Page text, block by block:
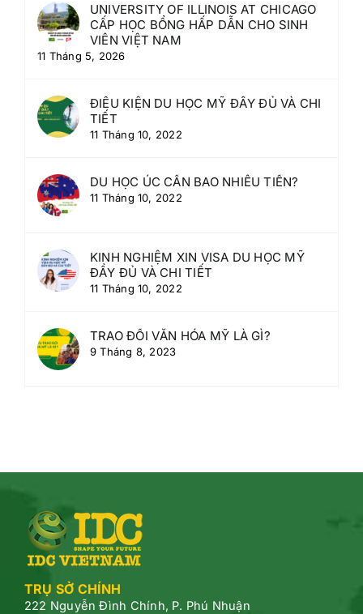
UNIVERSITY OF ILLINOIS AT CHICAGO
CẤP HỌC BỔNG HẤP DẪN CHO SINH
VIÊN VIỆT NAM
11 Tháng 5, 2026
ĐIỀU KIỆN DU HỌC MỸ ĐẦY ĐỦ VÀ CHI
TIẾT
11 Tháng 10, 2022
DU HỌC ÚC CẦN BAO NHIÊU TIỀN?
11 Tháng 10, 2022
KINH NGHIỆM XIN VISA DU HỌC MỸ
ĐẦY ĐỦ VÀ CHI TIẾT
11 Tháng 10, 2022
TRAO ĐỔI VĂN HÓA MỸ LÀ GÌ?
9 Tháng 8, 2023
TRỤ SỞ CHÍNH
222 Nguyễn Đình Chính, P. Phú Nhuận